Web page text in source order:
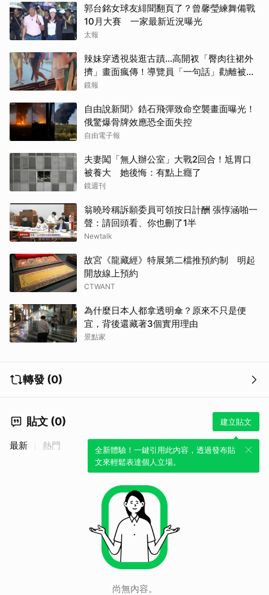
郭台銘女球友緋聞翻頁了？曾馨瑩練舞備戰
10月大賽 一家最新近況曝光
太報
辣妹穿透視裝逛古蹟…高開衩「臀肉往裙外
擠」畫面瘋傳！導覽員「一句話」勸離被狂
讚
鏡報
自由說新聞》鋯石飛彈致命空襲畫面曝光！
俄驚爆骨牌效應恐全面失控
自由電子報
夫妻闖「無人辦公室」大戰2回合！尪胃口
被養大 她後悔：有點上癮了
鏡週刊
翁曉玲稱訴願委員可領按日計酬 張惇涵啪一
聲：請回頭看、你也刪了1半
Newtalk
故宮《龍藏經》特展第二檔推預約制 明起
開放線上預約
CTWANT
為什麼日本人都拿透明傘？原來不只是便
宜，背後還藏著3個實用理由
景點家
轉發 (0)
貼文 (0) 建立貼文
全新體驗！一鍵引用此內容，透過發布貼
文來輕鬆表達個人立場。
最新 熱門
尚無內容。
取消